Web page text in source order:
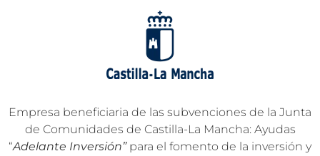
Empresa beneficiaria de las subvenciones de la Junta
de Comunidades de Castilla-La Mancha: Ayudas
“Adelante Inversión”para el fomento de la inversión y